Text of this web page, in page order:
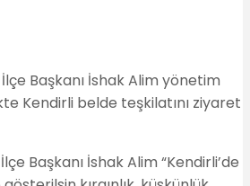
Başkanı İshak Alim yönetim
Kendirli belde teşkilatını ziyaret
Başkanı İshak Alim “Kendirli’de